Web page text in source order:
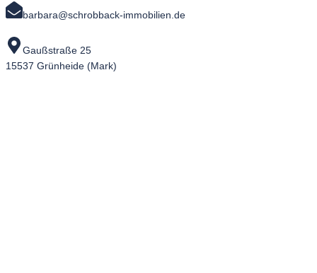
barbara@schrobback-immobilien.de
Gaußstraße 25
15537 Grünheide (Mark)